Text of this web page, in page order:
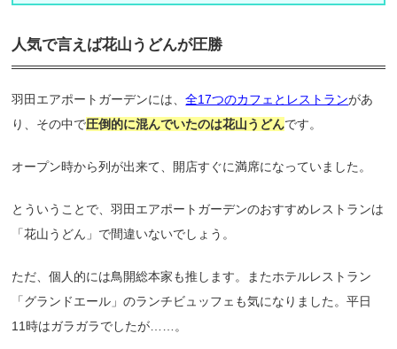
人気で言えば花山うどんが圧勝
羽田エアポートガーデンには、全17つのカフェとレストランがあ
り、その中で圧倒的に混んでいたのは花山うどんです。
オープン時から列が出来て、開店すぐに満席になっていました。
とういうことで、羽田エアポートガーデンのおすすめレストランは
「花山うどん」で間違いないでしょう。
ただ、個人的には鳥開総本家も推します。またホテルレストラン
「グランドエール」のランチビュッフェも気になりました。平日
11時はガラガラでしたが……。